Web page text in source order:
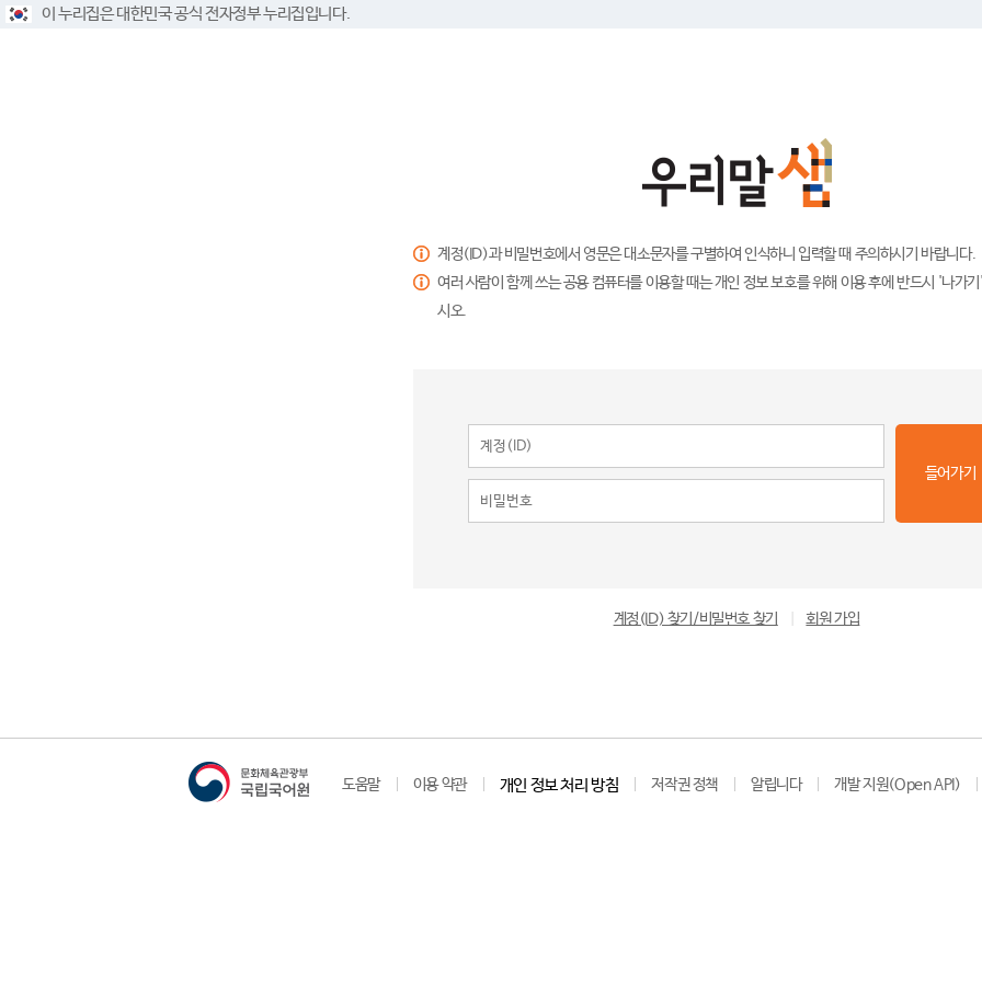
이 누리집은 대한민국 공식 전자정부 누리집입니다.
계정(ID)과 비밀번호에서 영문은 대소문자를 구별하여 인식하니 입력할 때 주의하시기 바랍니다.
여러 사람이 함께 쓰는 공용 컴퓨터를 이용할 때는 개인 정보 보호를 위해 이용 후에 반드시 '나가
시오.
들어가기
계정(ID) 찾기/비밀번호 찾기 회원 가입
도움말 이용 약관 개인 정보 처리 방침 저작권 정책 알립니다 개발 지원(Open API)